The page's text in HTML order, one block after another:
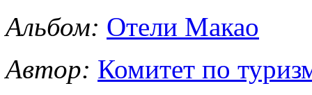
Альбом: Отели Макао
Автор: Комитет по